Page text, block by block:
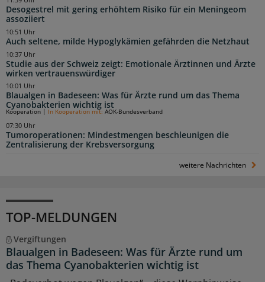
Desogestrel mit gering erhöhtem Risiko für ein Meningeom
assoziiert
Auch seltene, milde Hypoglykämien gefährden die Netzhaut
10:51 Uhr
Studie aus der Schweiz zeigt: Emotionale Ärztinnen und Ärzte
wirken vertrauenswürdiger
10:37 Uhr
Blaualgen in Badeseen: Was für Ärzte rund um das Thema
Cyanobakterien wichtig ist
10:01 Uhr
Tumoroperationen: Mindestmengen beschleunigen die
Zentralisierung der Krebsversorgung
Kooperation In Kooperation mit: AOK-Bundesverband
07:30 Uhr
weitere Nachrichten
TOP-MELDUNGEN
Vergiftungen
Blaualgen in Badeseen: Was für Ärzte rund um
das Thema Cyanobakterien wichtig ist